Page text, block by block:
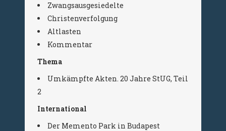
Zwangsausgesiedelte
Christenverfolgung
Altlasten
Kommentar
Thema
Umkämpfte Akten. 20 Jahre StUG, Teil
2
International
Der Memento Park in Budapest